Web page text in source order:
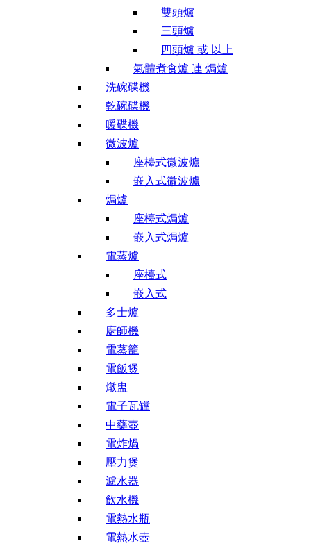
雙頭爐
三頭爐
四頭爐 或 以上
氣體煮食爐 連 焗爐
洗碗碟機
乾碗碟機
暖碟機
微波爐
座檯式微波爐
嵌入式微波爐
焗爐
座檯式焗爐
嵌入式焗爐
電蒸爐
座檯式
嵌入式
多士爐
廚師機
電蒸籠
電飯煲
燉盅
電子瓦罉
中藥壺
電炸煱
壓力煲
濾水器
飲水機
電熱水瓶
電熱水壺